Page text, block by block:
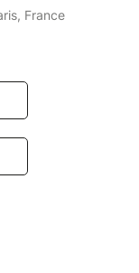
France